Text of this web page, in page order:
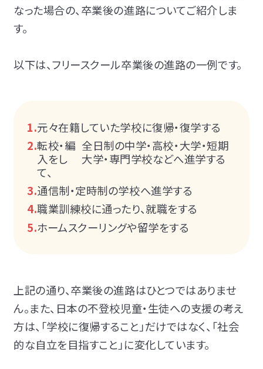
なった場合の、卒業後の進路についてご紹介しま
す。
以下は、フリースクール卒業後の進路の一例です。
元々在籍していた学校に復帰・復学する
転校・編
入をし
て、
全日制の中学・高校・大学・短期
大学・専門学校などへ進学する
通信制・定時制の学校へ進学する
職業訓練校に通ったり、就職をする
ホームスクーリングや留学をする
上記の通り、卒業後の進路はひとつではありませ
ん。また、 日本の不登校児童・生徒への支援の考え
方は、「学校に復帰すること」だけではなく、「社会
的な自立を目指すこと」に変化しています。